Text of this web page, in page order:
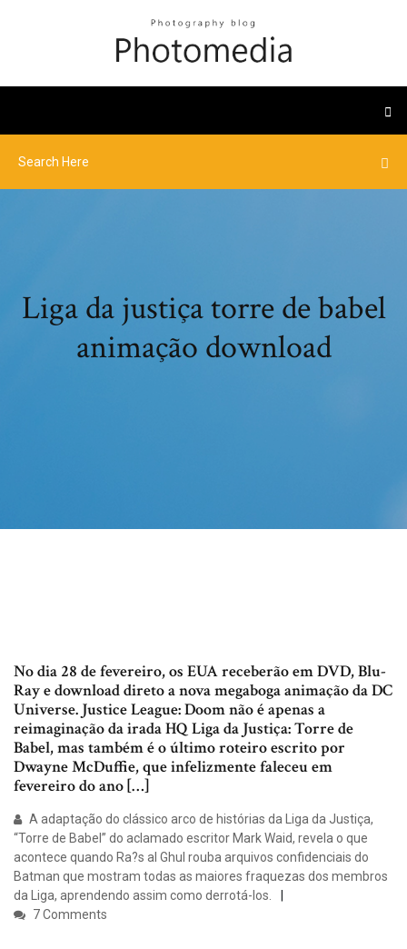
Liga da justiça torre de babel
animação download
No dia 28 de fevereiro, os EUA receberão em DVD, Blu-
Ray e download direto a nova megaboga animação da DC
Universe. Justice League: Doom não é apenas a
reimaginação da irada HQ Liga da Justiça: Torre de
Babel, mas também é o último roteiro escrito por
Dwayne McDuffie, que infelizmente faleceu em
fevereiro do ano […]
A adaptação do clássico arco de histórias da Liga da Justiça,
“Torre de Babel” do aclamado escritor Mark Waid, revela o que
acontece quando Ra?s al Ghul rouba arquivos confidenciais do
Batman que mostram todas as maiores fraquezas dos membros
da Liga, aprendendo assim como derrotá-los.
7 Comments